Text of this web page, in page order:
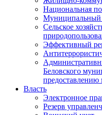
Национальная
Муниципальный
Сельское
Эффективный
Беловского
Власть
Электронное
Резерв